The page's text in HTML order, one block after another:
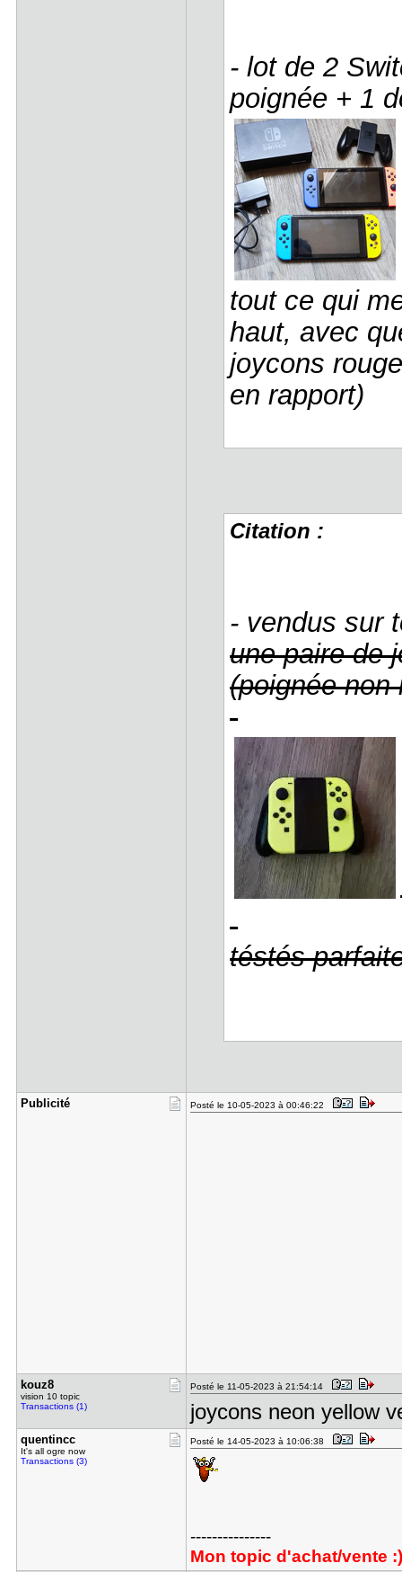
- lot de 2
poignée + 1
tout ce qui
haut, avec
joycons
en rapport)
Citation :
- vendus sur
une paire de
(poignée non
téstés
Publicité Posté le 10-05-2023 à 00:46:22
kouz8
vision 10 topic
Transactions (1)
Posté le 11-05-2023 à 21:54:14
joycons neon yellow
quentincc
It's all ogre now
Transactions (3)
Posté le 14-05-2023 à 10:06:38
---------------
Mon topic d'achat/vente :)